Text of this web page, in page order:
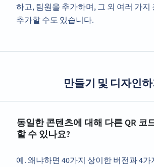
하고, 팀원을 추가하며, 그 외 여러 가지
추가할 수도 있습니다.
만들기 및 디자인
동일한 콘텐츠에 대해 다른 QR 코
할 수 있나요?
예. 왜냐하면 40가지 상이한 버전과 4가